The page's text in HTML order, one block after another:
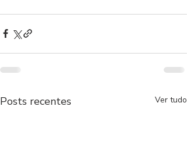
Posts recentes Ver tudo